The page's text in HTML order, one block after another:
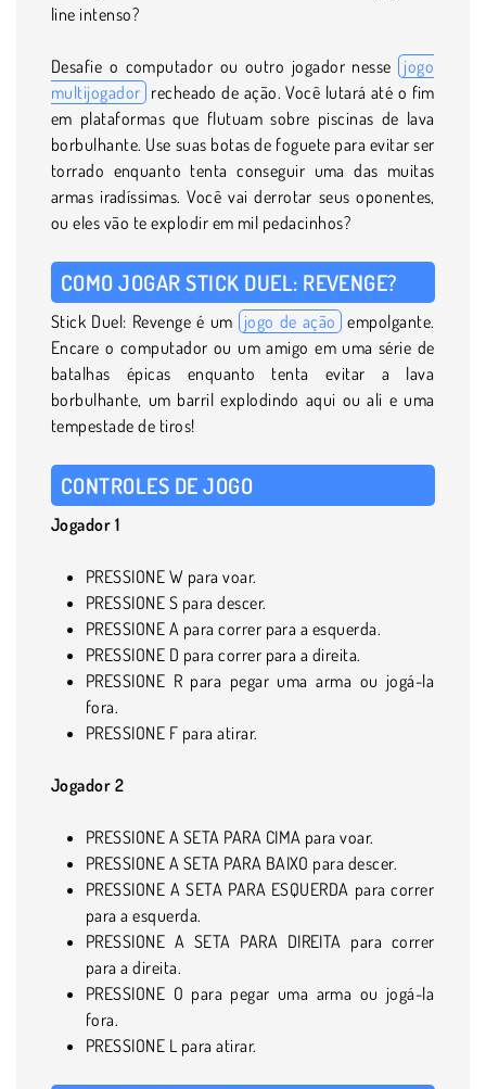
line intenso?
Desafie o computador ou outro jogador nesse jogo
multijogador recheado de ação. Você lutará até o fim
em plataformas que flutuam sobre piscinas de lava
borbulhante. Use suas botas de foguete para evitar ser
torrado enquanto tenta conseguir uma das muitas
armas iradíssimas. Você vai derrotar seus oponentes,
ou eles vão te explodir em mil pedacinhos?
COMO JOGAR STICK DUEL: REVENGE?
Stick Duel: Revenge é um jogo de ação empolgante.
Encare o computador ou um amigo em uma série de
batalhas épicas enquanto tenta evitar a lava
borbulhante, um barril explodindo aqui ou ali e uma
tempestade de tiros!
CONTROLES DE JOGO
Jogador 1
PRESSIONE W para voar.
PRESSIONE S para descer.
PRESSIONE A para correr para a esquerda.
PRESSIONE D para correr para a direita.
PRESSIONE R para pegar uma arma ou jogá-la
fora.
PRESSIONE F para atirar.
Jogador 2
PRESSIONE A SETA PARA CIMA para voar.
PRESSIONE A SETA PARA BAIXO para descer.
PRESSIONE A SETA PARA ESQUERDA para correr
para a esquerda.
PRESSIONE A SETA PARA DIREITA para correr
para a direita.
PRESSIONE O para pegar uma arma ou jogá-la
fora.
PRESSIONE L para atirar.